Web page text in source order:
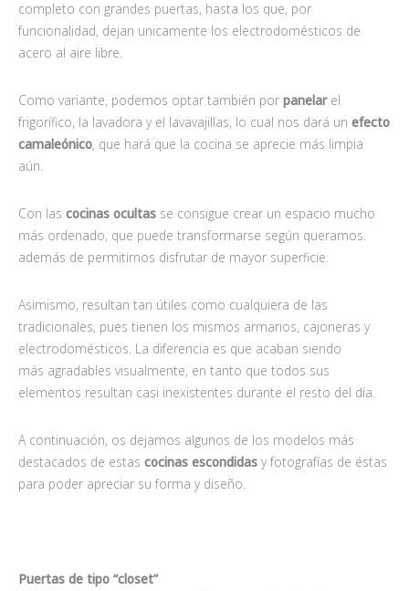
completo con grandes puertas, hasta los que, por
funcionalidad, dejan unicamente los electrodomésticos de
acero al aire libre.
Como variante, podemos optar también por panelarel
frigorífico, la lavadora y el lavavajillas, lo cual nos dará un efecto
camaleónico, que hará que la cocina se aprecie más limpia
aún.
Con las cocinas ocultas se consigue crear un espacio mucho
más ordenado, que puede transformarse según queramos.
además de permitirnos disfrutar de mayor superficie.
Asimismo, resultan tan útiles como cualquiera de las
tradicionales, pues tienen los mismos armarios, cajoneras y
electrodomésticos. La diferencia es que acaban siendo
más agradables visualmente, en tanto que todos sus
elementos resultan casi inexistentes durante el resto del día.
A continuación, os dejamos algunos de los modelos más
destacados de estas cocinas escondidas y fotografías de éstas
para poder apreciar su forma y diseño.
Puertas de tipo “closet”